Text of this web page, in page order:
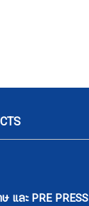
และ PRE PRESS